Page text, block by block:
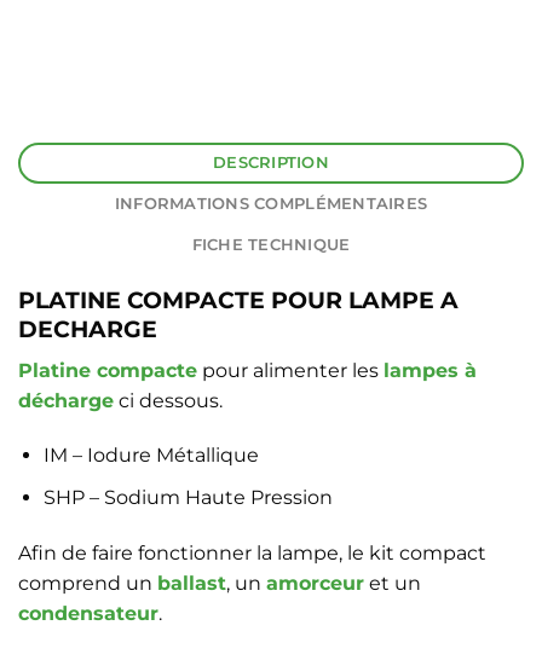
DESCRIPTION
INFORMATIONS COMPLÉMENTAIRES
FICHE TECHNIQUE
PLATINE COMPACTE POUR LAMPE A
DECHARGE
Platine compacte pour alimenter les lampes à
décharge ci dessous.
IM – Iodure Métallique
SHP – Sodium Haute Pression
Afin de faire fonctionner la lampe, le kit compact
comprend un ballast, un amorceur et un
condensateur.